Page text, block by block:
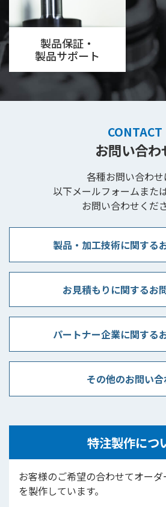
製品保証・
製品サポート
CONTACT
お問い合わ
各種お問い合わせ
以下メールフォームまた
お問い合わせくだ
製品・加工技術に関する
お見積もりに関するお
パートナー企業に関する
その他のお問い合
特注製作につ
お客様のご希望の合わせてオー
を製作しています。